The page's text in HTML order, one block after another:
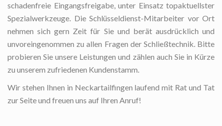
schadenfreie Eingangsfreigabe, unter Einsatz topaktuellster
Spezialwerkzeuge. Die Schlüsseldienst-Mitarbeiter vor Ort
nehmen sich gern Zeit für Sie und berät ausdrücklich und
unvoreingenommen zu allen Fragen der Schließtechnik. Bitte
probieren Sie unsere Leistungen und zählen auch Sie in Kürze
zu unserem zufriedenen Kundenstamm.
Wir stehen Ihnen in Neckartailfingen laufend mit Rat und Tat
zur Seite und freuen uns auf Ihren Anruf!